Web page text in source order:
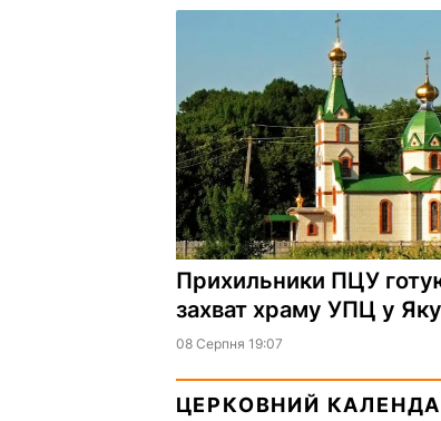
Прихильники ПЦУ
захват храму УПЦ у
08 Серпня 19:07
ЦЕРКОВНИЙ